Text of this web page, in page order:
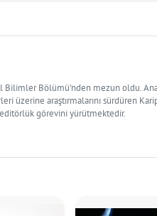
Bilimler Bölümü'nden mezun oldu.
üzerine araştırmalarını sürdüren
görevini yürütmektedir.